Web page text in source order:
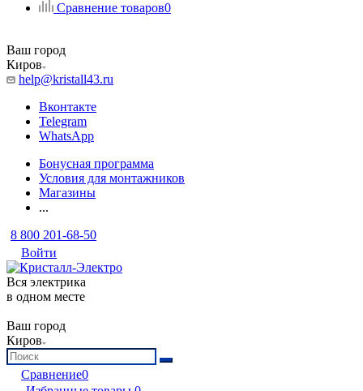
Сравнение товаров0
Ваш город
Киров
help@kristall43.ru
Вконтакте
Telegram
WhatsApp
Бонусная программа
Условия для монтажников
Магазины
...
8 800 201-68-50
Войти
Вся электрика
в одном месте
Ваш город
Киров
Сравнение0